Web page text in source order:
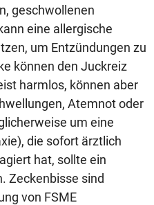
geschwollenen
eine allergische
um Entzündungen zu
können den Juckreiz
harmlos, können aber
Atemnot oder
um eine
die sofort ärztlich
hat, sollte ein
Zeckenbisse sind
von FSME